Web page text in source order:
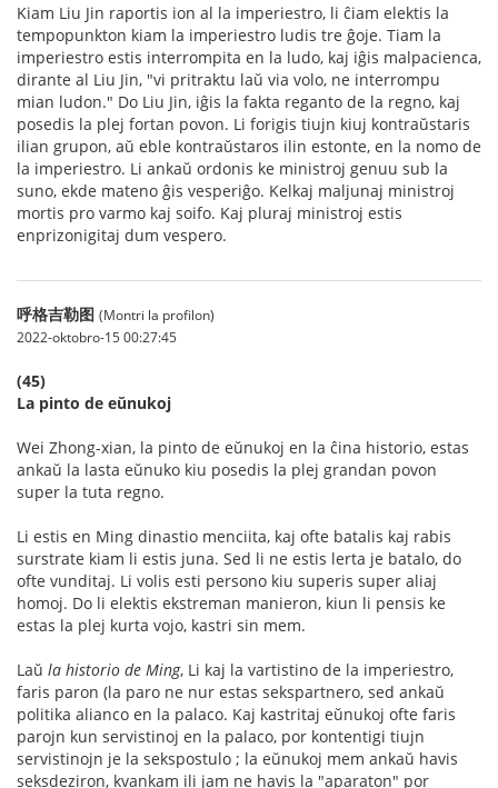
Kiam Liu Jin raportis ion al la imperiestro, li ĉiam elektis la
tempopunkton kiam la imperiestro ludis tre ĝoje. Tiam la
imperiestro estis interrompita en la ludo, kaj iĝis malpacienca,
dirante al Liu Jin, "vi pritraktu laŭ via volo, ne interrompu
mian ludon." Do Liu Jin, iĝis la fakta reganto de la regno, kaj
posedis la plej fortan povon. Li forigis tiujn kiuj kontraŭstaris
ilian grupon, aŭ eble kontraŭstaros ilin estonte, en la nomo de
la imperiestro. Li ankaŭ ordonis ke ministroj genuu sub la
suno, ekde mateno ĝis vesperiĝo. Kelkaj maljunaj ministroj
mortis pro varmo kaj soifo. Kaj pluraj ministroj estis
enprizonigitaj dum vespero.
呼格吉勒图 (Montri la profilon)
2022-oktobro-15 00:27:45
(45)
La pinto de eŭnukoj
Wei Zhong-xian, la pinto de eŭnukoj en la ĉina historio, estas
ankaŭ la lasta eŭnuko kiu posedis la plej grandan povon
super la tuta regno.
Li estis en Ming dinastio menciita, kaj ofte batalis kaj rabis
surstrate kiam li estis juna. Sed li ne estis lerta je batalo, do
ofte vunditaj. Li volis esti persono kiu superis super aliaj
homoj. Do li elektis ekstreman manieron, kiun li pensis ke
estas la plej kurta vojo, kastri sin mem.
Laŭ la historio de Ming, Li kaj la vartistino de la imperiestro,
faris paron (la paro ne nur estas sekspartnero, sed ankaŭ
politika alianco en la palaco. Kaj kastritaj eŭnukoj ofte faris
parojn kun servistinoj en la palaco, por kontentigi tiujn
servistinojn je la sekspostulo ; la eŭnukoj mem ankaŭ havis
seksdeziron, kvankam ili jam ne havis la "aparaton" por